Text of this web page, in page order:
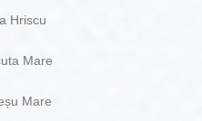
Hriscu
Mare
Mare